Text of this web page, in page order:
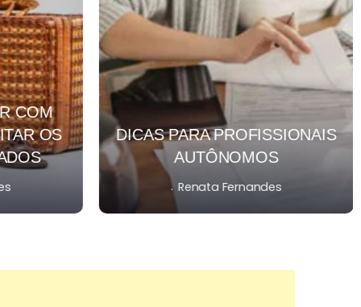
COM
OS
DICAS PARA PROFISSIONAIS
AUTÔNOMOS
. Renata Fernandes